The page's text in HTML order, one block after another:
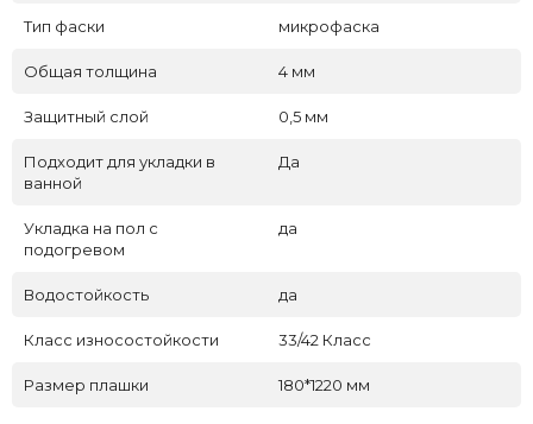
Тип фаски микрофаска
Общая толщина 4 мм
Защитный слой 0,5 мм
Подходит для укладки в
ванной
Да
Укладка на пол c
подогревом
да
Водостойкость да
Класс износостойкости 33/42 Класс
Размер плашки 180*1220 мм